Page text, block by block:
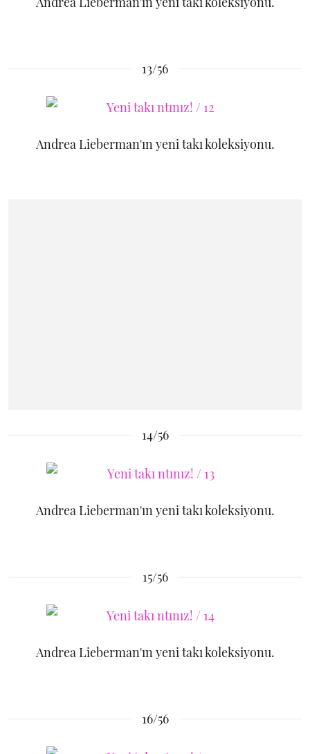
13/56
Andrea Lieberman'ın yeni takı koleksiyonu.
14/56
Andrea Lieberman'ın yeni takı koleksiyonu.
15/56
Andrea Lieberman'ın yeni takı koleksiyonu.
16/56